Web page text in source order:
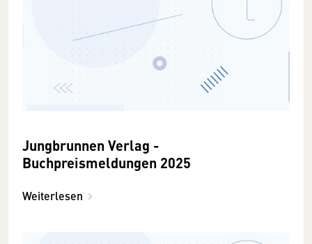
Jungbrunnen Verlag -
Buchpreismeldungen 2025
Weiterlesen